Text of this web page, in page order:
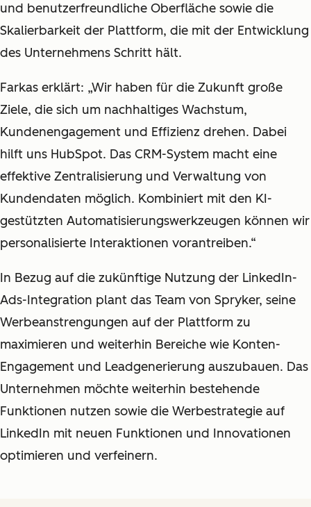
und benutzerfreundliche Oberfläche sowie die
Skalierbarkeit der Plattform, die mit der Entwicklung
des Unternehmens Schritt hält.
Farkas erklärt: „Wir haben für die Zukunft große
Ziele, die sich um nachhaltiges Wachstum,
Kundenengagement und Effizienz drehen. Dabei
hilft uns HubSpot. Das CRM-System macht eine
effektive Zentralisierung und Verwaltung von
Kundendaten möglich. Kombiniert mit den KI-
gestützten Automatisierungswerkzeugen können wir
personalisierte Interaktionen vorantreiben.“
In Bezug auf die zukünftige Nutzung der LinkedIn-
Ads-Integration plant das Team von Spryker, seine
Werbeanstrengungen auf der Plattform zu
maximieren und weiterhin Bereiche wie Konten-
Engagement und Leadgenerierung auszubauen. Das
Unternehmen möchte weiterhin bestehende
Funktionen nutzen sowie die Werbestrategie auf
LinkedIn mit neuen Funktionen und Innovationen
optimieren und verfeinern.